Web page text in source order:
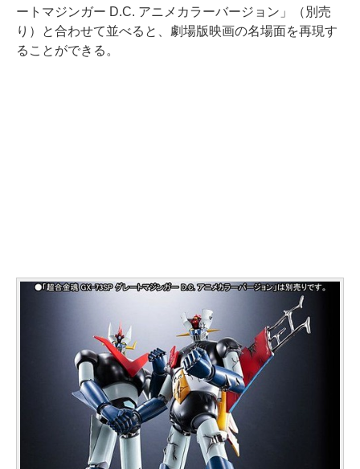
ートマジンガー D.C. アニメカラーバージョン」（別売
り）と合わせて並べると、劇場版映画の名場面を再現す
ることができる。